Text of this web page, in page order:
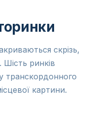
скрізь,
ринків
транскордонного
картини.